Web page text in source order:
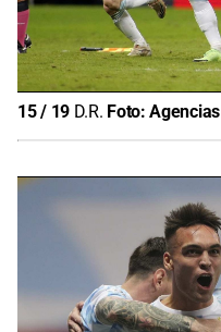
15/ 19 D.R. Foto:Agencias